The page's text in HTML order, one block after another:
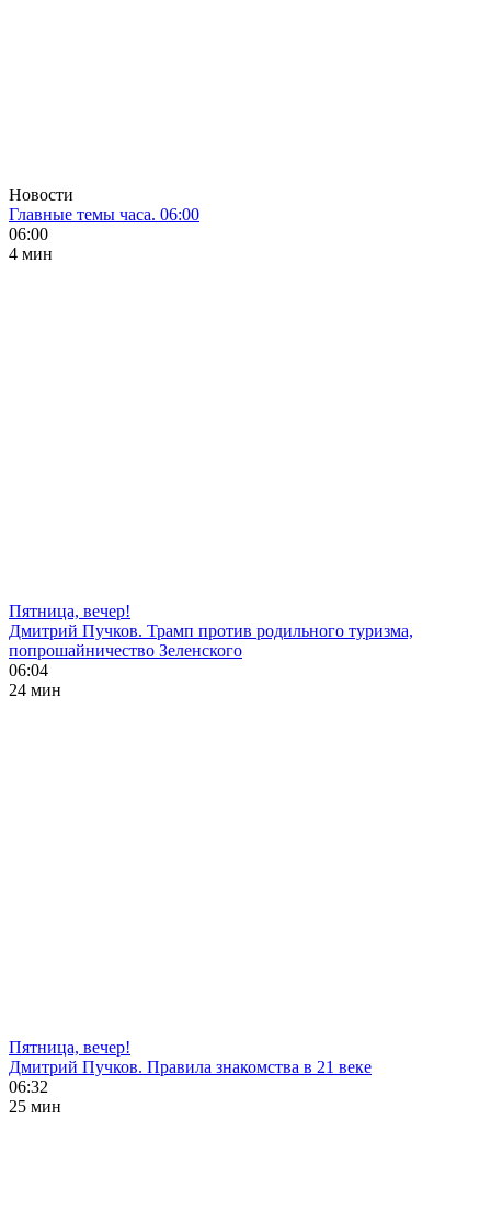
Новости
Главные темы часа. 06:00
06:00
4 мин
Пятница, вечер!
Дмитрий Пучков. Трамп против родильного туризма,
попрошайничество Зеленского
06:04
24 мин
Пятница, вечер!
Дмитрий Пучков. Правила знакомства в 21 веке
06:32
25 мин